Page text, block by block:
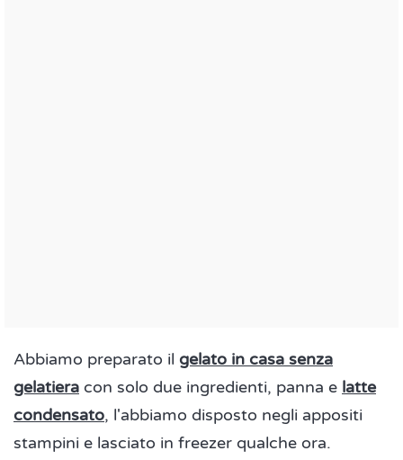
Abbiamo preparato il gelato in casa senza
gelatiera con solo due ingredienti, panna e latte
condensato, l'abbiamo disposto negli appositi
stampini e lasciato in freezer qualche ora.